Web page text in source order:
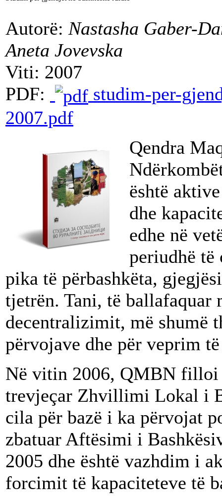
Autorë: Nastasha Gaber-
Aneta Jovevska
Viti: 2007
PDF:
studim-per-
2007.pdf
Qendra
është
dhe
edhe në
periudhë
pika të përbashkëta,
tjetrën. Tani, të ballafaquar
decentralizimit, më shumë
përvojave dhe për veprim
Në vitin 2006, QMBN filloi
trevjeçar Zhvillimi Lokal i
cila për bazë i ka përvojat
zbatuar Aftësimi i
2005 dhe është vazhdim i
forcimit të kapaciteteve të